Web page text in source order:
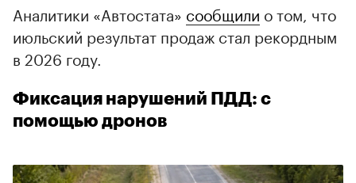
Аналитики «Автостата» сообщили о том, что
июльский результат продаж стал рекордным
в 2026 году.
Фиксация нарушений ПДД: с
помощью дронов